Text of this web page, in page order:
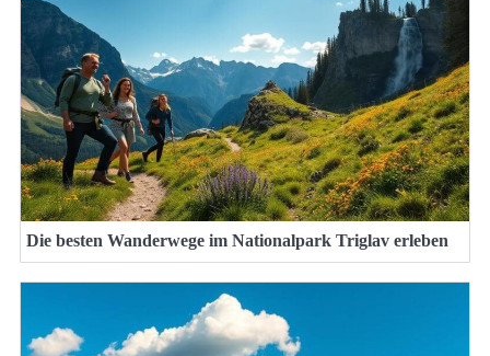
Die besten Wanderwege im Nationalpark Triglav erleben